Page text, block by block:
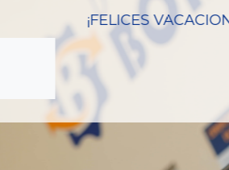
¡FELICES